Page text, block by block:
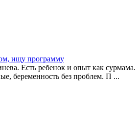
ищу программу
Есть ребенок и опыт как сурмама.
беременность без проблем. П ...